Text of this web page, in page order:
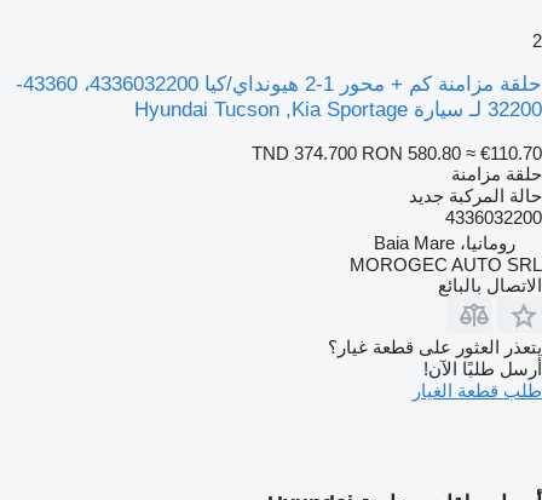
2
حلقة مزامنة كم + محور 1-2 هيونداي/كيا 4336032200، 43360-
32200 لـ سيارة Hyundai Tucson ,Kia Sportage
TND 374.700 RON 580.80 ≈ €110.70
حلقة مزامنة
حالة المركبة جديد
4336032200
رومانيا، Baia Mare
MOROGEC AUTO SRL
الاتصال بالبائع
يتعذر العثور على قطعة غيار؟
أرسل طلبًا الآن!
طلب قطعة الغيار